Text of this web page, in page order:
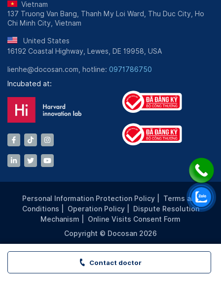
Contact doctor
Vietnam
137 Truong Van Bang, Thanh My Loi Ward, Thu Duc City, Ho
Chi Minh City, Vietnam
United States
16192 Coastal Highway, Lewes, DE 19958, USA
lienhe@docosan.com, hotline: 0971786750
Incubated at:
Personal Information Protection Policy
Terms and
Conditions
Operation Policy
Dispute Resolution
Mechanism
Online Visits Consent Form
Copyright © Docosan 2026